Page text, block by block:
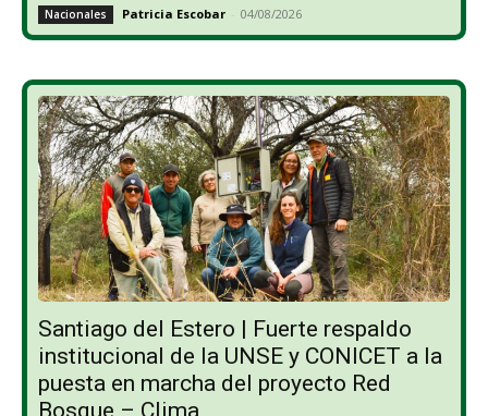
Nacionales Patricia Escobar - 04/08/2026
Santiago del Estero | Fuerte respaldo
institucional de la UNSE y CONICET a la
puesta en marcha del proyecto Red